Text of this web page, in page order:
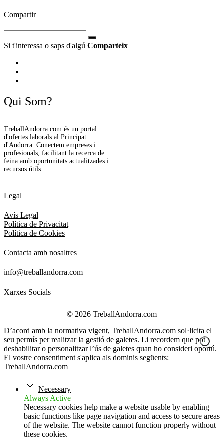
Compartir
Si t'interessa o saps d'algú Comparteix
Qui Som?
TreballAndorra.com és un portal
d'ofertes laborals al Principat
d'Andorra. Conectem empreses i
profesionals, facilitant la recerca de
feina amb oportunitats actualitzades i
recursos útils.
Legal
Avís Legal
Política de Privacitat
Política de Cookies
Contacta amb nosaltres
info@treballandorra.com
Xarxes Socials
© 2026 TreballAndorra.com
D’acord amb la normativa vigent, TreballAndorra.com sol·licita el
seu permís per realitzar la gestió de galetes. Li recordem que pot
deshabilitar o personalitzar l’ús de galetes quan ho consideri oportú.
El vostre consentiment s'aplica als dominis següents:
TreballAndorra.com
Necessary
Always Active
Necessary cookies help make a website usable by enabling
basic functions like page navigation and access to secure areas
of the website. The website cannot function properly without
these cookies.